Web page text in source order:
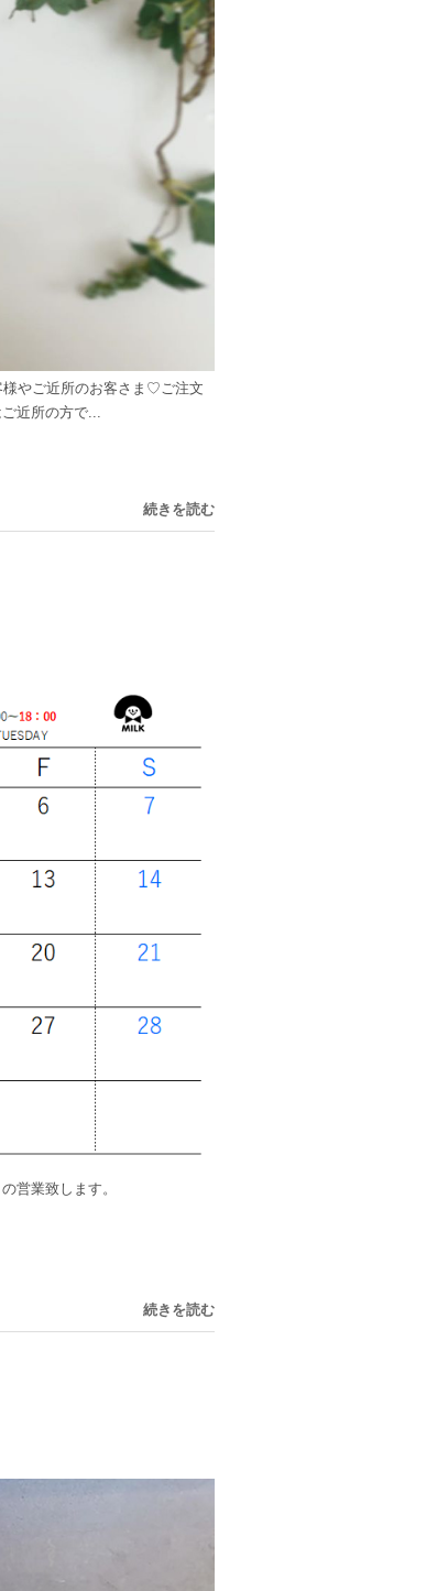
様やご近所のお客さま♡ご注文
近所の方で...
続きを読む
営業致します。
続きを読む